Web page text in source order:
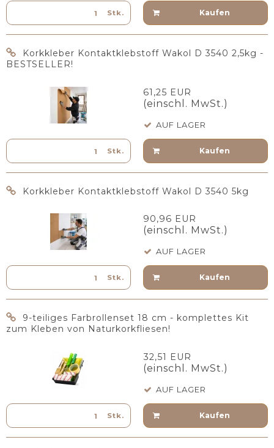
Stk. Kaufen
Korkkleber Kontaktklebstoff Wakol D 3540 2,5kg -
BESTSELLER!
61,25 EUR
(einschl. MwSt.)
AUF LAGER
Stk. Kaufen
Korkkleber Kontaktklebstoff Wakol D 3540 5kg
90,96 EUR
(einschl. MwSt.)
AUF LAGER
Stk. Kaufen
9-teiliges Farbrollenset 18 cm - komplettes Kit
zum Kleben von Naturkorkfliesen!
32,51 EUR
(einschl. MwSt.)
AUF LAGER
Stk. Kaufen